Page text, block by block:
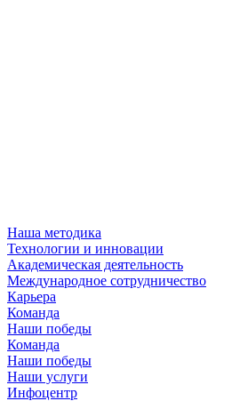
Наша методика
Технологии и инновации
Академическая деятельность
Международное сотрудничество
Карьера
Команда
Наши победы
Команда
Наши победы
Наши услуги
Инфоцентр